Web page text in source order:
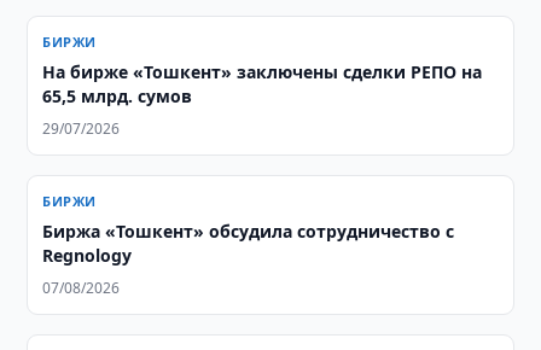
БИРЖИ
На бирже «Тошкент» заключены сделки РЕПО на
65,5 млрд. сумов
29/07/2026
БИРЖИ
Биржа «Тошкент» обсудила сотрудничество с
Regnology
07/08/2026